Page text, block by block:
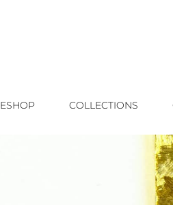
ESHOP COLLECTIONS